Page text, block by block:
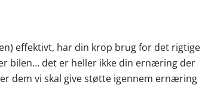
effektivt, har din krop brug for det rigtige
bilen… det er heller ikke din ernæring der
dem vi skal give støtte igennem ernæring